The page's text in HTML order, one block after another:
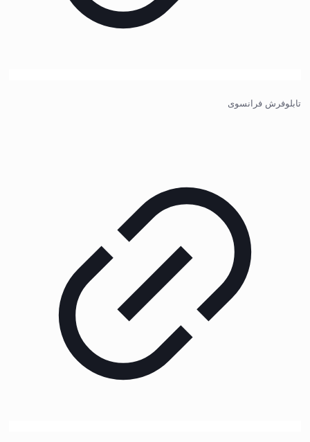
تابلوفرش فرانسوی